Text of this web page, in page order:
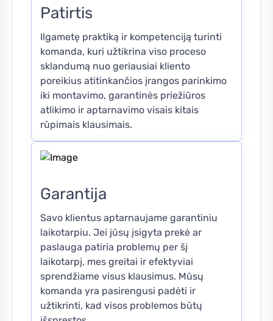
Patirtis
Ilgametę praktiką ir kompetenciją turinti
komanda, kuri užtikrina viso proceso
sklandumą nuo geriausiai kliento
poreikius atitinkančios įrangos parinkimo
iki montavimo, garantinės priežiūros
atlikimo ir aptarnavimo visais kitais
rūpimais klausimais.
Garantija
Savo klientus aptarnaujame garantiniu
laikotarpiu. Jei jūsų įsigyta prekė ar
paslauga patiria problemų per šį
laikotarpį, mes greitai ir efektyviai
sprendžiame visus klausimus. Mūsų
komanda yra pasirengusi padėti ir
užtikrinti, kad visos problemos būtų